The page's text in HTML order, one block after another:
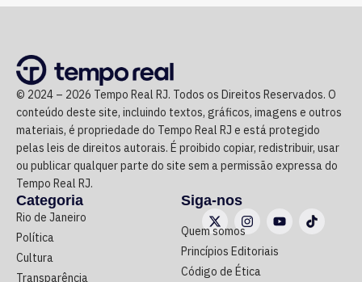
supervisão e subordinação de um vasto ecossistema de
órgãos, universidades e agências de fomento, incluindo
instituições de ensino e pesquisa, como a Uerj, a Uen; , a
Faetec, Fundação Cecierj e Faperj; órgãos de fomento e
agências reguladoras: como a AgeRio, a Codin, a Jucerja,
a Agenersa e o DRM-RJ; e ainda, fundos estratégicos
como o Fundo Soberano.
Segundo o texto assinado pelo governador em exercício,
o decreto entra em vigor imediatamente e segue os
princípios da continuidade do serviço público, eficiência,
© 2024 – 2026 Tempo Real RJ. Todos os Direitos Reservados. O
conteúdo deste site, incluindo textos, gráficos, imagens e outros
materiais, é propriedade do Tempo Real RJ e está protegido
pelas leis de direitos autorais. É proibido copiar, redistribuir, usar
ou publicar qualquer parte do site sem a permissão expressa do
Tempo Real RJ.
Categoria
Rio de Janeiro
Política
Cultura
Transparência
Siga-nos
Quem somos
Princípios Editoriais
Código de Ética